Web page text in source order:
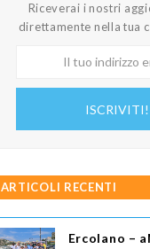
Riceverai i nostri
direttamente nella tua
ISCRIVITI!
ARTICOLI RECENTI
Ercolano –